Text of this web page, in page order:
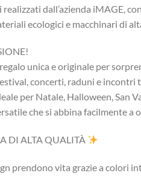
dall’azienda iMAGE,
ecologici e macchinari di
unica e originale per
concerti, raduni e incontri
per Natale, Halloween, San
che si abbina facilmente a
DI ALTA QUALITÀ
prendono vita grazie a colori